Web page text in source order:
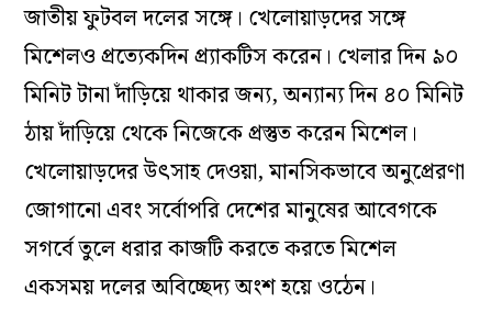
জাতীয় ফুটবল দলের সঙ্গে। খেলোয়াড়দের সঙ্গে
মিশেলও প্রত্যেকদিন প্র্যাকটিস করেন। খেলার দিন ৯০
মিনিট টানা দাঁড়িয়ে থাকার জন্য, অন্যান্য দিন ৪০ মিনিট
ঠায় দাঁড়িয়ে থেকে নিজেকে প্রস্তুত করেন মিশেল।
খেলোয়াড়দের উৎসাহ দেওয়া, মানসিকভাবে অনুপ্রেরণা
জোগানো এবং সর্বোপরি দেশের মানুষের আবেগকে
সগর্বে তুলে ধরার কাজটি করতে করতে মিশেল
একসময় দলের অবিচ্ছেদ্য অংশ হয়ে ওঠেন।